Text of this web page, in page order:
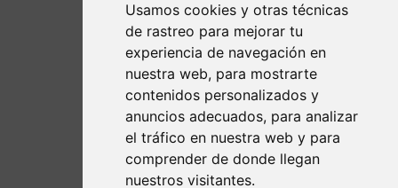
Usamos cookies y otras técnicas
de rastreo para mejorar tu
experiencia de navegación en
nuestra web, para mostrarte
contenidos personalizados y
anuncios adecuados, para analizar
el tráfico en nuestra web y para
comprender de donde llegan
nuestros visitantes.